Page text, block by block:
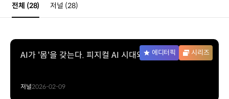
전체 (28) 저널 (28)
에디터픽 시리즈
AI가 '몸'을 갖는다. 피지컬 AI 시대와의 조우
저널2026-02-09